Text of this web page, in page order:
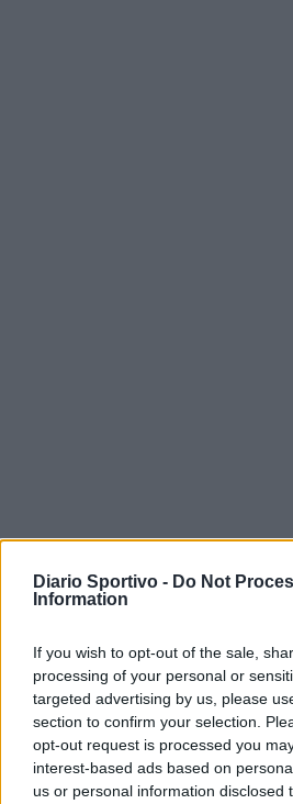
Diario Sportivo - Do Not
Information
If you wish to opt-out of the sale,
processing of your personal or
targeted advertising by us, please
section to confirm your selection.
opt-out request is processed you
interest-based ads based on
us or personal information disclosed
giovani tra i…
7 Ago 2026
L'Ilva si completa
Carlucci,
7 Ago 2026